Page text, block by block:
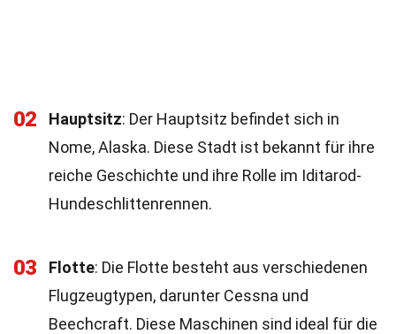
02 Hauptsitz: Der Hauptsitz befindet sich in
Nome, Alaska. Diese Stadt ist bekannt für ihre
reiche Geschichte und ihre Rolle im Iditarod-
Hundeschlittenrennen.
03 Flotte: Die Flotte besteht aus verschiedenen
Flugzeugtypen, darunter Cessna und
Beechcraft. Diese Maschinen sind ideal für die